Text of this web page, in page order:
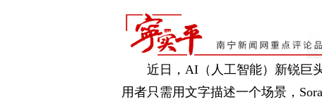
近日，AI（人工智能）新锐巨
用者只需用文字描述一个场景，